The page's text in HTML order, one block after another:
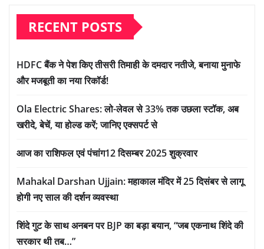
RECENT POSTS
HDFC बैंक ने पेश किए तीसरी तिमाही के दमदार नतीजे, बनाया मुनाफे
और मजबूती का नया रिकॉर्ड!
Ola Electric Shares: लो-लेवल से 33% तक उछला स्टॉक, अब
खरीदे, बेचें, या होल्ड करें; जानिए एक्सपर्ट से
आज का राशिफल एवं पंचांग12 दिसम्बर 2025 शुक्रवार
Mahakal Darshan Ujjain: महाकाल मंदिर में 25 दिसंबर से लागू
होगी नए साल की दर्शन व्यवस्था
शिंदे गुट के साथ अनबन पर BJP का बड़ा बयान, “जब एकनाथ शिंदे की
सरकार थी तब…”